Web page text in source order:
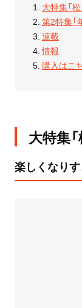
大特集「松
第2特集「
連載
情報
購入はこ
大特集「
楽しくなりす